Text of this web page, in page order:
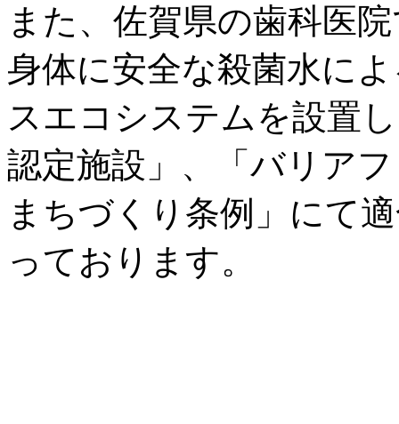
また、佐賀県の歯科医
身体に安全な殺菌水に
スエコシステムを設置
認定施設」、「バリア
まちづくり条例」にて
っております。